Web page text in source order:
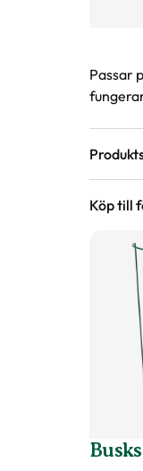
Passar
Material
64
Köp till